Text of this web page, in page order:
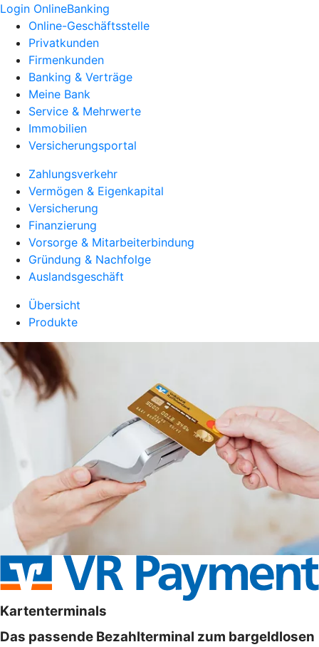
Login OnlineBanking
Online-Geschäftsstelle
Privatkunden
Firmenkunden
Banking & Verträge
Meine Bank
Service & Mehrwerte
Immobilien
Versicherungsportal
Zahlungsverkehr
Vermögen & Eigenkapital
Versicherung
Finanzierung
Vorsorge & Mitarbeiterbindung
Gründung & Nachfolge
Auslandsgeschäft
Übersicht
Produkte
Kartenterminals
Das passende Bezahlterminal zum bargeldlosen